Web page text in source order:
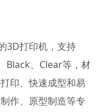
3D打印机，支持
Black、Clear等，材
印、快速成型和易
作、原型制造等专